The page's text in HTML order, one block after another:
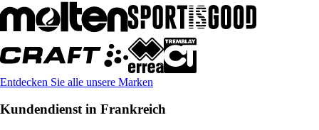
Entdecken Sie alle unsere Marken
Kundendienst in Frankreich